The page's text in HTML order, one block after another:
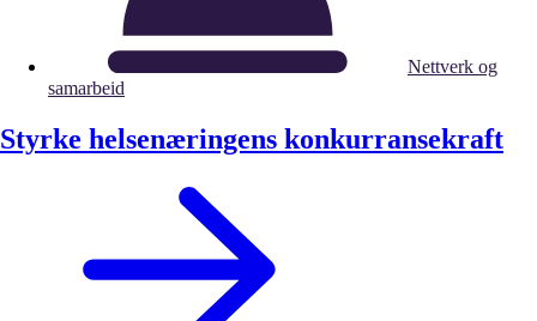
Nettverk og
samarbeid
Styrke helsenæringens konkurransekraft